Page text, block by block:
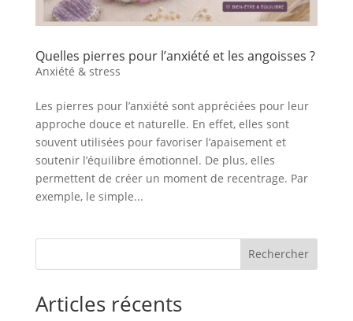
Quelles pierres pour l’anxiété et les angoisses ?
Anxiété & stress
Les pierres pour l’anxiété sont appréciées pour leur
approche douce et naturelle. En effet, elles sont
souvent utilisées pour favoriser l’apaisement et
soutenir l’équilibre émotionnel. De plus, elles
permettent de créer un moment de recentrage. Par
exemple, le simple...
Rechercher
Articles récents